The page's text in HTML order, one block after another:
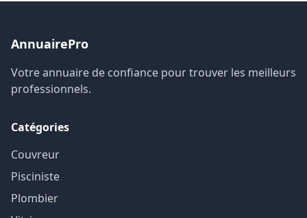
AnnuairePro
Votre annuaire de confiance pour trouver les meilleurs
professionnels.
Catégories
Couvreur
Pisciniste
Plombier